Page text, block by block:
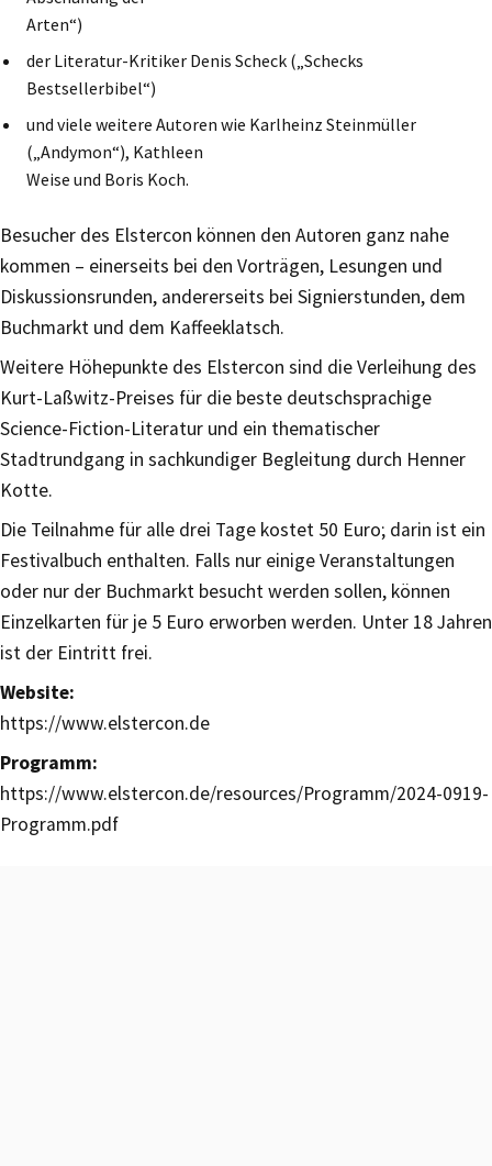
Arten“)
der Literatur-Kritiker Denis Scheck („Schecks
Bestsellerbibel“)
und viele weitere Autoren wie Karlheinz Steinmüller
(„Andymon“), Kathleen
Weise und Boris Koch.
Besucher des Elstercon können den Autoren ganz nahe
kommen – einerseits bei den Vorträgen, Lesungen und
Diskussionsrunden, andererseits bei Signierstunden, dem
Buchmarkt und dem Kaffeeklatsch.
Weitere Höhepunkte des Elstercon sind die Verleihung des
Kurt-Laßwitz-Preises für die beste deutschsprachige
Science-Fiction-Literatur und ein thematischer
Stadtrundgang in sachkundiger Begleitung durch Henner
Kotte.
Die Teilnahme für alle drei Tage kostet 50 Euro; darin ist ein
Festivalbuch enthalten. Falls nur einige Veranstaltungen
oder nur der Buchmarkt besucht werden sollen, können
Einzelkarten für je 5 Euro erworben werden. Unter 18 Jahren
ist der Eintritt frei.
Website:
https://www.elstercon.de
Programm:
https://www.elstercon.de/resources/Programm/2024-0919-
Programm.pdf